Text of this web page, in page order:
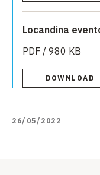
Locandina
PDF / 980 KB
DOWNLOAD
26/05/2022